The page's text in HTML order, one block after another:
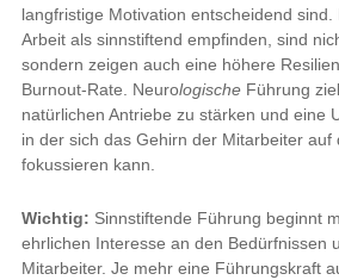
langfristige Motivation entscheidend sind.
Arbeit als sinnstiftend empfinden, sind
sondern zeigen auch eine höhere
Burnout-Rate. NeurologischeFührung
natürlichen Antriebe zu stärken und eine
in der sich das Gehirn der Mitarbeiter auf
fokussieren kann.
Wichtig: Sinnstiftende Führung beginnt
ehrlichen Interesse an den Bedürfnissen
Mitarbeiter. Je mehr eine Führungskraft